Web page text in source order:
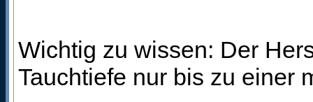
Wichtig zu wissen: Der
Tauchtiefe nur bis zu einer